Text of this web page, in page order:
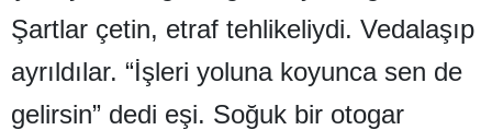
Erzurum
Eskişehir
Gaziantep
Şartlar çetin, etraf tehlikeliydi. Vedalaşıp
ayrıldılar. “İşleri yoluna koyunca sen de
gelirsin” dedi eşi. Soğuk bir otogar